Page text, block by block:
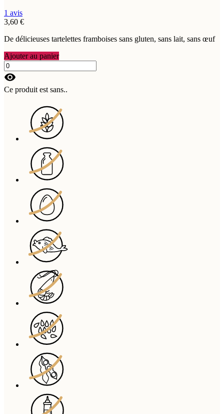
1 avis
3,60 €
De délicieuses tartelettes framboises sans gluten, sans lait, sans œuf
Ajouter au panier
visibility
Ce produit est sans..